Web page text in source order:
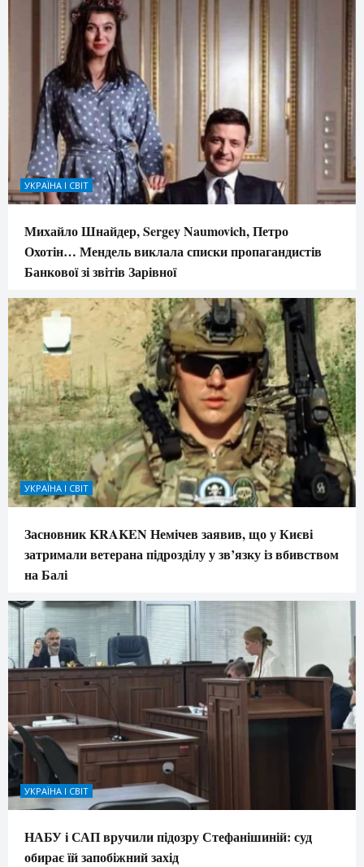
УКРАЇНА І СВІТ
Михайло Шнайдер, Sergey Naumovich, Петро
Охотін… Мендель виклала списки пропагандистів
Банкової зі звітів Зарівної
УКРАЇНА І СВІТ
Засновник KRAKEN Немічев заявив, що у Києві
затримали ветерана підрозділу у зв’язку із вбивством
на Балі
УКРАЇНА І СВІТ
НАБУ і САП вручили підозру Стефанішиній: суд
обирає їй запобіжний захід